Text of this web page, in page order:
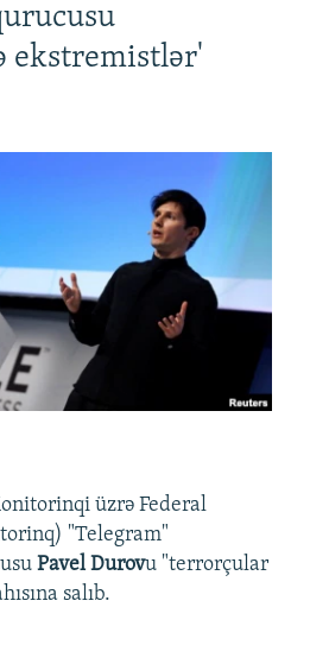
ekstremistlər'
üzrə Federal
"Telegram"
Pavel Durovu "terrorçular
salıb.